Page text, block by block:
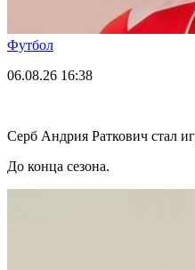
Футбол
06.08.26 16:38
Серб Андрия Раткович стал
До конца сезона.